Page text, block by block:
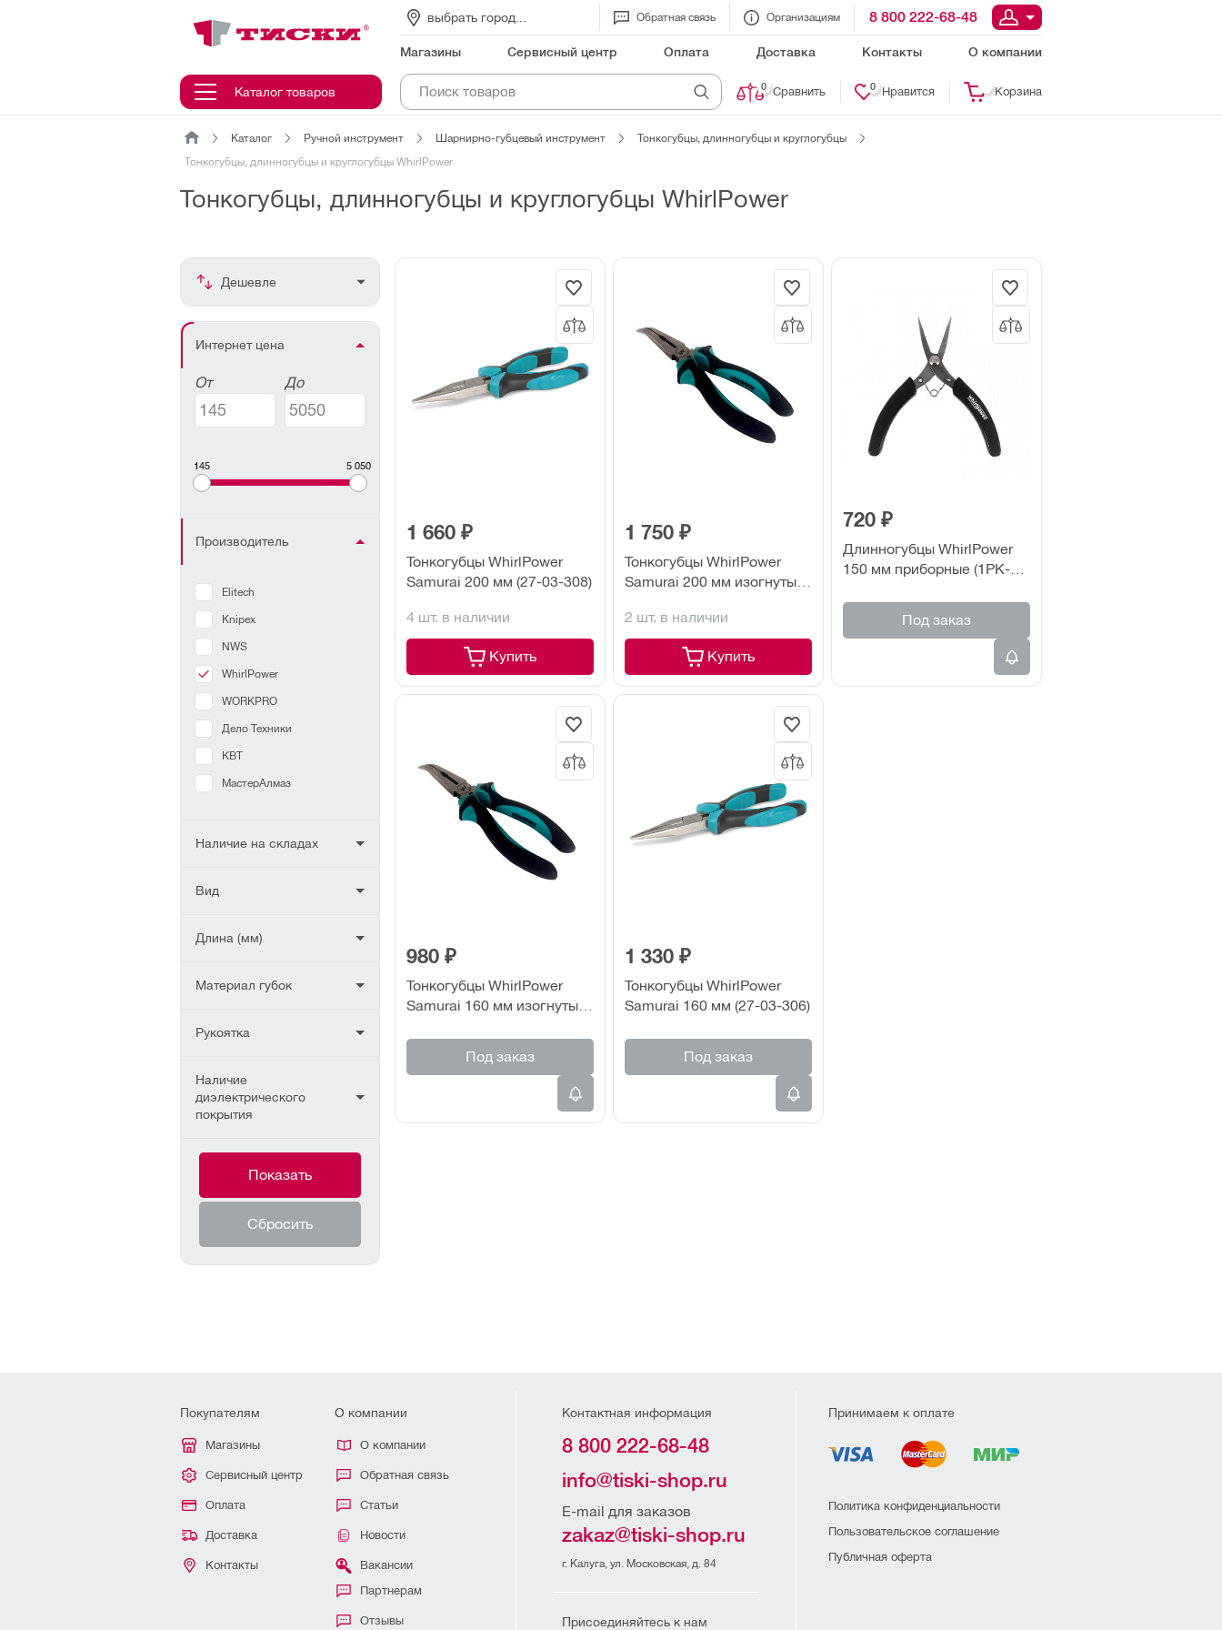
выбрать город... Обратная связь Организациям 8 800 222-68-48
Магазины Сервисный центр Оплата Доставка Контакты О компании
Каталог товаров Сравнить
0 Нравится
0 Корзина
Каталог Ручной инструмент Шарнирно-губцевый инструмент
Тонкогубцы, длинногубцы и круглогубцы
Тонкогубцы, длинногубцы и круглогубцы WhirlPower
Тонкогубцы, длинногубцы и круглогубцы WhirlPower
Дешевле
Интернет цена
От До
145 5 050
Производитель
Elitech
Knipex
NWS
WhirlPower
WORKPRO
Дело Техники
КВТ
МастерАлмаз
Наличие на складах
Вид
Длина (мм)
Материал губок
Рукоятка
Наличие
диэлектрического
покрытия
1 660 ₽
Тонкогубцы WhirlPower
Samurai 200 мм (27-03-308)
4 шт. в наличии
Купить
1 750 ₽
Тонкогубцы WhirlPower
Samurai 200 мм изогнутые
2 шт. в наличии
Купить
720 ₽
Длинногубцы WhirlPower
150 мм приборные (1PK-
Под заказ
980 ₽
Тонкогубцы WhirlPower
Samurai 160 мм изогнутые
Под заказ
1 330 ₽
Тонкогубцы WhirlPower
Samurai 160 мм (27-03-306)
Под заказ
Покупателям
Магазины
Сервисный центр
Оплата
Доставка
Контакты
О компании
О компании
Обратная связь
Статьи
Новости
Вакансии
Партнерам
Отзывы
Контактная информация
8 800 222-68-48
info@tiski-shop.ru
E-mail для заказов
zakaz@tiski-shop.ru
г. Калуга, ул. Московская, д. 84
Присоединяйтесь к нам
Принимаем к оплате
Политика конфиденциальности
Пользовательское соглашение
Публичная оферта